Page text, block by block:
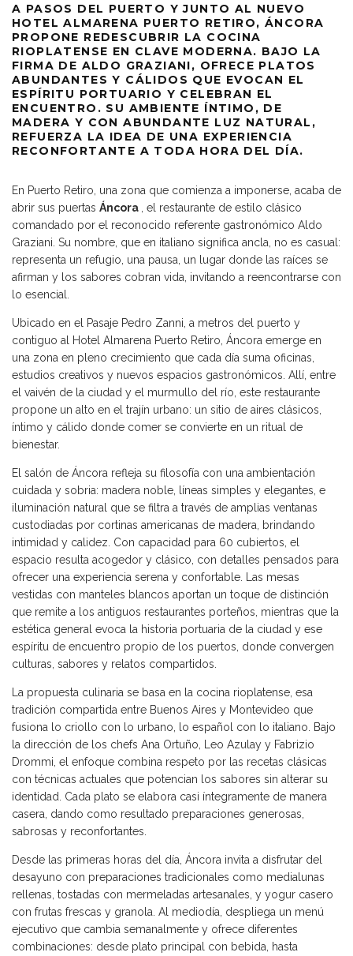
A PASOS DEL PUERTO Y JUNTO AL NUEVO
HOTEL ALMARENA PUERTO RETIRO, ÁNCORA
PROPONE REDESCUBRIR LA COCINA
RIOPLATENSE EN CLAVE MODERNA. BAJO LA
FIRMA DE ALDO GRAZIANI, OFRECE PLATOS
ABUNDANTES Y CÁLIDOS QUE EVOCAN EL
ESPÍRITU PORTUARIO Y CELEBRAN EL
ENCUENTRO. SU AMBIENTE ÍNTIMO, DE
MADERA Y CON ABUNDANTE LUZ NATURAL,
REFUERZA LA IDEA DE UNA EXPERIENCIA
RECONFORTANTE A TODA HORA DEL DÍA.
En Puerto Retiro, una zona que comienza a imponerse, acaba de
abrir sus puertas Áncora
, el restaurante de estilo clásico
comandado por el reconocido referente gastronómico Aldo
Graziani. Su nombre, que en italiano significa ancla, no es casual:
representa un refugio, una pausa, un lugar donde las raíces se
afirman y los sabores cobran vida, invitando a reencontrarse con
lo esencial.
Ubicado en el Pasaje Pedro Zanni, a metros del puerto y
contiguo al Hotel Almarena Puerto Retiro, Áncora emerge en
una zona en pleno crecimiento que cada día suma oficinas,
estudios creativos y nuevos espacios gastronómicos. Allí, entre
el vaivén de la ciudad y el murmullo del río, este restaurante
propone un alto en el trajín urbano: un sitio de aires clásicos,
íntimo y cálido donde comer se convierte en un ritual de
bienestar.
El salón de Áncora refleja su filosofía con una ambientación
cuidada y sobria: madera noble, líneas simples y elegantes, e
iluminación natural que se filtra a través de amplias ventanas
custodiadas por cortinas americanas de madera, brindando
intimidad y calidez. Con capacidad para 60 cubiertos, el
espacio resulta acogedor y clásico, con detalles pensados para
ofrecer una experiencia serena y confortable. Las mesas
vestidas con manteles blancos aportan un toque de distinción
que remite a los antiguos restaurantes porteños, mientras que la
estética general evoca la historia portuaria de la ciudad y ese
espíritu de encuentro propio de los puertos, donde convergen
culturas, sabores y relatos compartidos.
La propuesta culinaria se basa en la cocina rioplatense, esa
tradición compartida entre Buenos Aires y Montevideo que
fusiona lo criollo con lo urbano, lo español con lo italiano. Bajo
la dirección de los chefs Ana Ortuño, Leo Azulay y Fabrizio
Drommi, el enfoque combina respeto por las recetas clásicas
con técnicas actuales que potencian los sabores sin alterar su
identidad. Cada plato se elabora casi íntegramente de manera
casera, dando como resultado preparaciones generosas,
sabrosas y reconfortantes.
Desde las primeras horas del día, Áncora invita a disfrutar del
desayuno con preparaciones tradicionales como medialunas
rellenas, tostadas con mermeladas artesanales, y yogur casero
con frutas frescas y granola. Al mediodía, despliega un menú
ejecutivo que cambia semanalmente y ofrece diferentes
combinaciones: desde plato principal con bebida, hasta